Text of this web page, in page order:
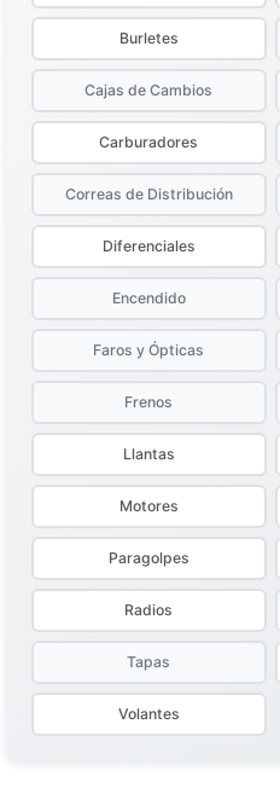
Burletes
Cajas de Cambios
Carburadores
Correas de Distribución
Diferenciales
Encendido
Faros y Ópticas
Frenos
Llantas
Motores
Paragolpes
Radios
Tapas
Volantes